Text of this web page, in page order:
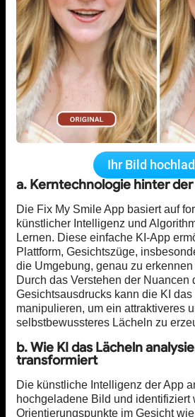
Ihr Bild
a. Kerntechnologie hinter
Die Fix My Smile App basiert auf
künstlicher Intelligenz und
Lernen. Diese einfache KI-App
Plattform, Gesichtszüge,
die Umgebung, genau zu
Durch das Verstehen der Nuancen
Gesichtsausdrucks kann die KI
manipulieren, um ein attraktiveres
selbstbewussteres Lächeln zu
b. Wie KI das Lächeln
transformiert
Die künstliche Intelligenz der App
hochgeladene Bild und identifiziert
Orientierungspunkte im Gesicht